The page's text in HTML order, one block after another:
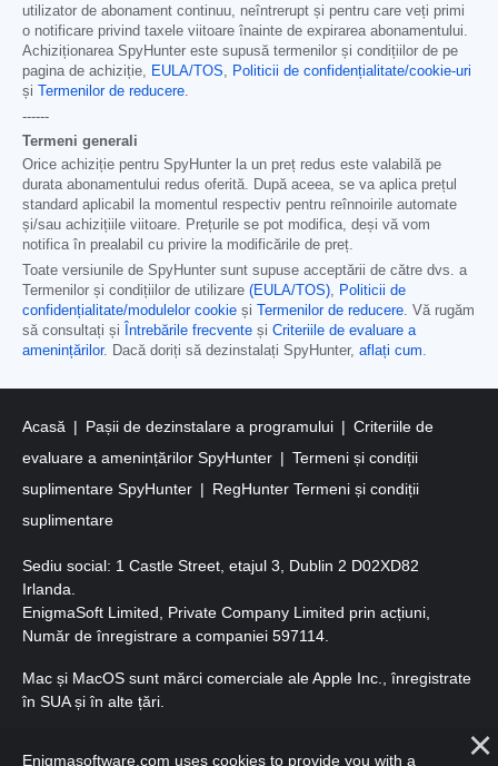
utilizator de abonament continuu, neîntrerupt și pentru care veți primi
o notificare privind taxele viitoare înainte de expirarea abonamentului.
Achiziționarea SpyHunter este supusă termenilor și condițiilor de pe
pagina de achiziție, EULA/TOS, Politicii de confidențialitate/cookie-uri
și
Termenilor de reducere.
------
Termeni generali
Orice achiziție pentru SpyHunter la un preț redus este valabilă pe
durata abonamentului redus oferită. După aceea, se va aplica prețul
standard aplicabil la momentul respectiv pentru reînnoirile automate
și/sau achizițiile viitoare. Prețurile se pot modifica, deși vă vom
notifica în prealabil cu privire la modificările de preț.
Toate versiunile de SpyHunter sunt supuse acceptării de către dvs. a
Termenilor și condițiilor de utilizare (EULA/TOS), Politicii de
confidențialitate/modulelor cookie și Termenilor de reducere. Vă rugăm
să consultați și
Întrebările frecvente și Criteriile de evaluare a
amenințărilor. Dacă doriți să dezinstalați SpyHunter, aflați cum.
Acasă Pașii de dezinstalare a programului
Criteriile de
evaluare a amenințărilor SpyHunter
Termeni și condiții
suplimentare SpyHunter
RegHunter Termeni și condiții
suplimentare
Sediu social: 1 Castle Street, etajul 3, Dublin 2 D02XD82
Irlanda.
EnigmaSoft Limited, Private Company Limited prin acțiuni,
Număr de înregistrare a companiei 597114.
Mac și MacOS sunt mărci comerciale ale Apple Inc., înregistrate
în SUA și în alte țări.
Enigmasoftware.com uses cookies to provide you with a